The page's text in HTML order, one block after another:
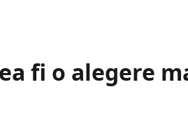
fi o alegere